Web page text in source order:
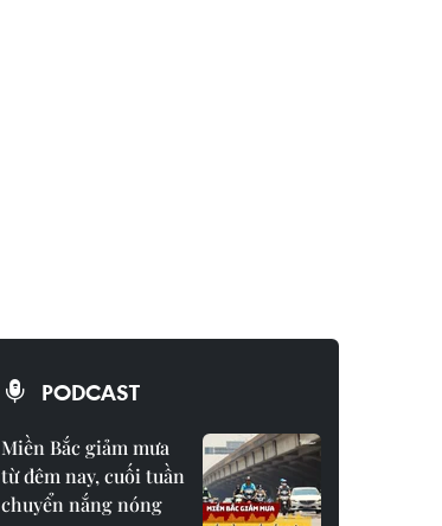
PODCAST
Miền Bắc giảm mưa
từ đêm nay, cuối tuần
chuyển nắng nóng